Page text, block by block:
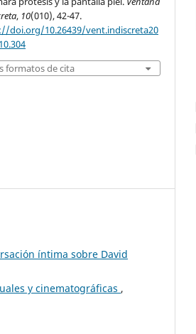
, 10(010), 42-47.
doi.org/10.26439/vent.indiscreta20
formatos de cita
íntima sobre David
y cinematográficas ,